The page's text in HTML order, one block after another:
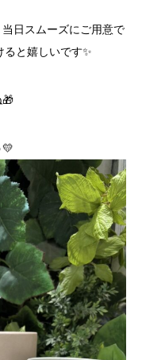
日スムーズにご用意で
と嬉しいです✨